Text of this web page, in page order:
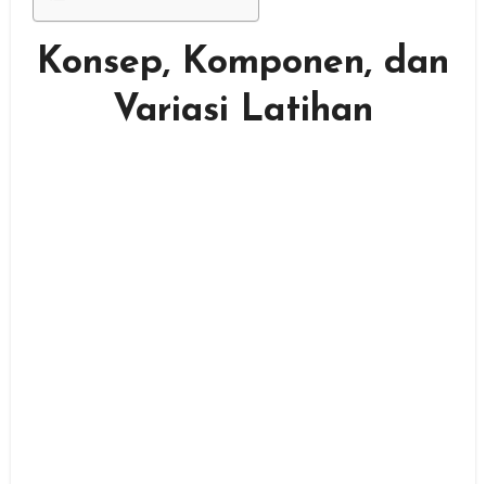
Konsep, Komponen, dan
Variasi Latihan